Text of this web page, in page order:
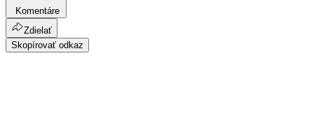
Komentáre
Zdielať
Skopírovať odkaz